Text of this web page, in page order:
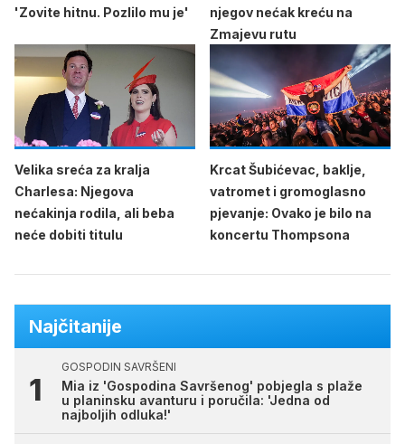
'Zovite hitnu. Pozlilo mu je'
njegov nećak kreću na
Zmajevu rutu
Velika sreća za kralja
Charlesa: Njegova
nećakinja rodila, ali beba
neće dobiti titulu
Krcat Šubićevac, baklje,
vatromet i gromoglasno
pjevanje: Ovako je bilo na
koncertu Thompsona
Najčitanije
GOSPODIN SAVRŠENI
Mia iz 'Gospodina Savršenog' pobjegla s plaže
u planinsku avanturu i poručila: 'Jedna od
najboljih odluka!'